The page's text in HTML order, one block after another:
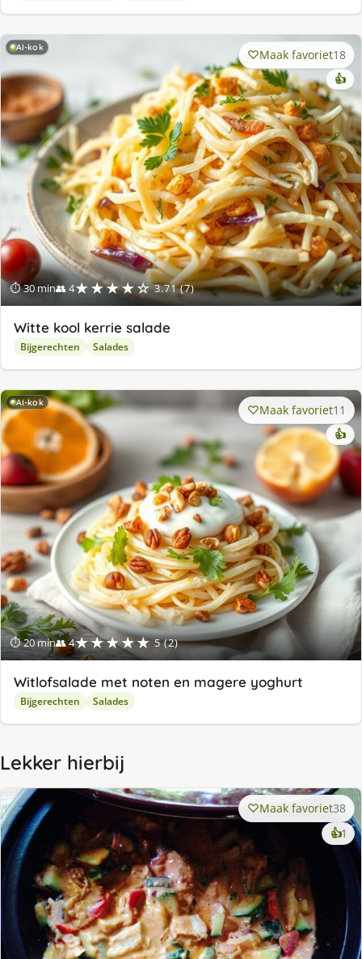
AI-kok
⏱ 30 min👥 4★★★★☆ 3.71 (7)
Maak favoriet18
👍
Witte kool kerrie salade
Bijgerechten Salades
AI-kok
⏱ 20 min👥 4★★★★★ 5 (2)
Maak favoriet11
👍
Witlofsalade met noten en magere yoghurt
Bijgerechten Salades
Lekker hierbij
Maak favoriet38
👍1